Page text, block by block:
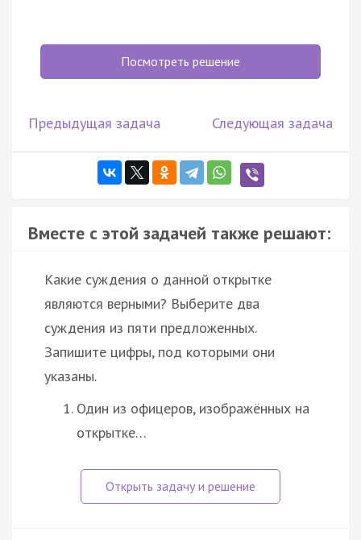
Посмотреть решение
Предыдущая задача Следующая задача
Вместе с этой задачей также решают:
Какие суждения о данной открытке
являются верными? Выберите два
суждения из пяти предложенных.
Запишите цифры, под которыми они
указаны.
Один из офицеров, изображённых на
открытке…